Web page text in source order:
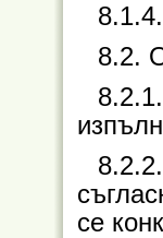
8.2.
се